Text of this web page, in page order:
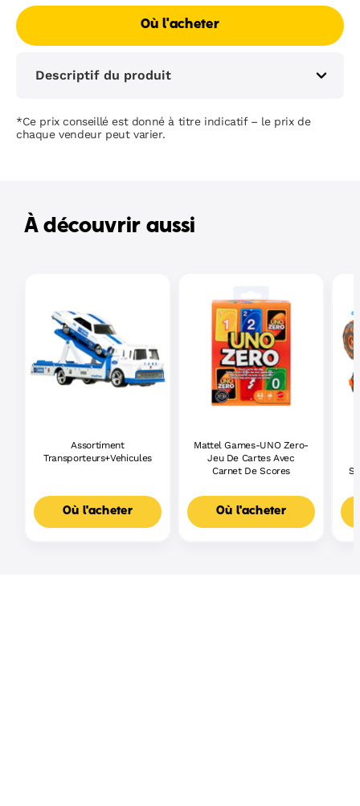
Où l'acheter
Descriptif du produit
*Ce prix conseillé est donné à titre indicatif – le prix de
chaque vendeur peut varier.
À découvrir aussi
Assortiment
Transporteurs+Vehicules
Où l'acheter
Mattel Games-UNO Zero-
Jeu De Cartes Avec
Carnet De Scores
Où l'acheter